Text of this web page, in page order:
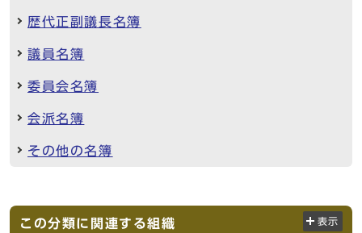
歴代正副議長名簿
議員名簿
委員会名簿
会派名簿
その他の名簿
この分類に関連する組織 表示